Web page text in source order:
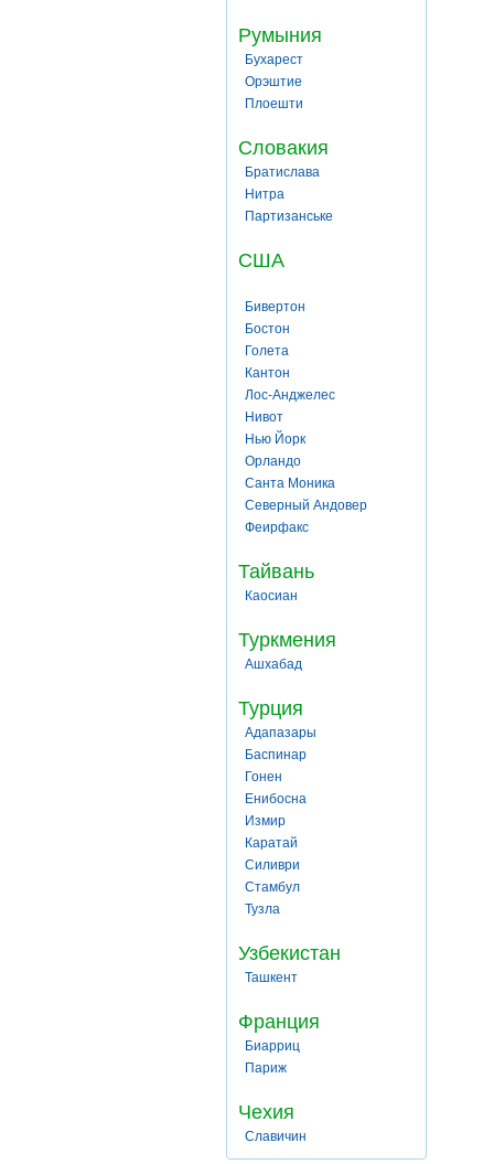
Румыния
Бухарест
Орэштие
Плоешти
Словакия
Братислава
Нитра
Партизанське
США
Бивертон
Бостон
Голета
Кантон
Лос-Анджелес
Нивот
Нью Йорк
Орландо
Санта Моника
Северный Андовер
Феирфакс
Тайвань
Каосиан
Туркмения
Ашхабад
Турция
Адапазары
Баспинар
Гонен
Енибосна
Измир
Каратай
Силиври
Стамбул
Тузла
Узбекистан
Ташкент
Франция
Биарриц
Париж
Чехия
Славичин